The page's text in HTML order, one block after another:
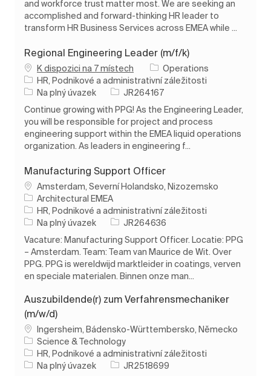
and workforce trust matter most. We are seeking an
accomplished and forward-thinking HR leader to
transform HR Business Services across EMEA while ...
Regional Engineering Leader (m/f/k)
K dispozici na 7 místech
Operations
Kategorie
HR, Podnikové a administrativní záležitosti
Typ úlohy
Na plný úvazek ID úlohy
JR264167
Continue growing with PPG! As the Engineering Leader,
you will be responsible for project and process
engineering support within the EMEA liquid operations
organization. As leaders in engineering f...
Manufacturing Support Officer
Umístění
Amsterdam, Severní Holandsko, Nizozemsko
Architectural EMEA
Kategorie
HR, Podnikové a administrativní záležitosti
Typ úlohy
Na plný úvazek ID úlohy
JR264636
Vacature: Manufacturing Support Officer. Locatie: PPG
– Amsterdam. Team: Team van Maurice de Wit. Over
PPG. PPG is wereldwijd marktleider in coatings, verven
en speciale materialen. Binnen onze man...
Auszubildende(r) zum Verfahrensmechaniker
(m/w/d)
Umístění
Ingersheim, Bádensko-Württembersko, Německo
Science & Technology
Kategorie
HR, Podnikové a administrativní záležitosti
Typ úlohy
Na plný úvazek ID úlohy
JR2518699